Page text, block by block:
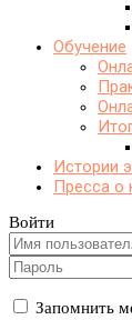
Обучение
Истории
Пресса о
Войти
Запомнить